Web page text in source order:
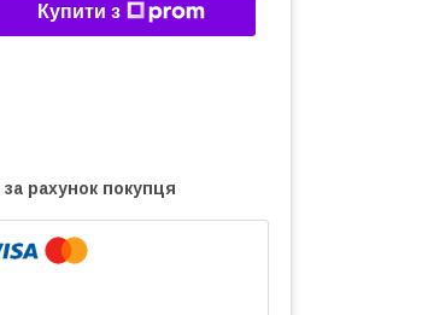
Купити з
за рахунок покупця